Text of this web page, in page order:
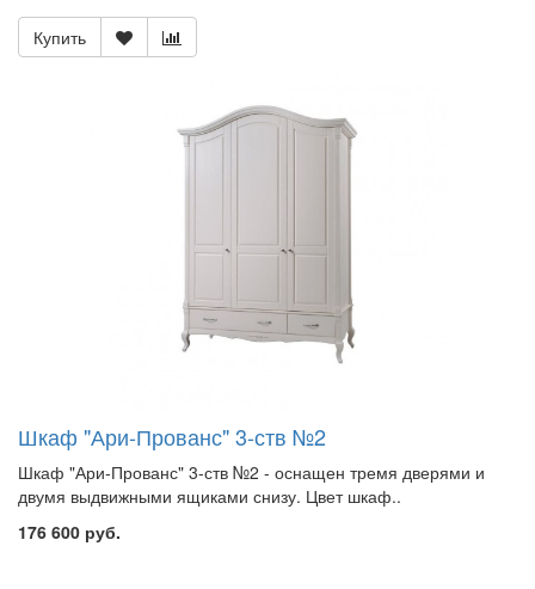
Купить
Шкаф "Ари-Прованс" 3-ств №2
Шкаф "Ари-Прованс" 3-ств №2 - оснащен тремя дверями и
двумя выдвижными ящиками снизу. Цвет шкаф..
176 600 руб.